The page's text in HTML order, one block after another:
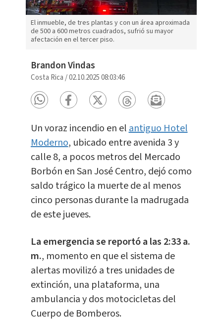
El inmueble, de tres plantas y con un área aproximada
de 500 a 600 metros cuadrados, sufrió su mayor
afectación en el tercer piso.
Brandon Vindas
Costa Rica /02.10.2025 08:03:46
Un voraz incendio en elantiguo Hotel
Moderno, ubicado entre avenida 3 y
calle 8, a pocos metros del Mercado
Borbón en San José Centro, dejó como
saldo trágico la muerte de al menos
cinco personas durante la madrugada
de este jueves.
La emergencia se reportó a las 2:33 a.
m., momento en que el sistema de
alertas movilizó a tres unidades de
extinción, una plataforma, una
ambulancia y dos motocicletas del
Cuerpo de Bomberos.